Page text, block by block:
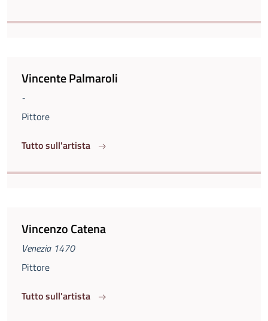
Vincente Palmaroli
-
Pittore
Tutto sull'artista
Vincenzo Catena
Venezia 1470
Pittore
Tutto sull'artista